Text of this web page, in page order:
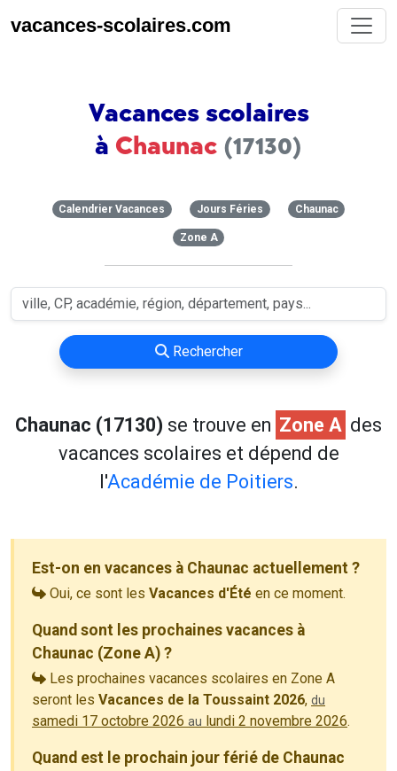
vacances-scolaires.com
Vacances scolaires
à Chaunac (17130)
Calendrier Vacances Jours Féries Chaunac
Zone A
Rechercher
Chaunac (17130) se trouve en Zone A des
vacances scolaires et dépend de
l'Académie de Poitiers.
Est-on en vacances à Chaunac actuellement ?
Oui, ce sont les Vacances d'Été en ce moment.
Quand sont les prochaines vacances à
Chaunac (Zone A) ?
Les prochaines vacances scolaires en Zone A
seront les Vacances de la Toussaint 2026, du
samedi 17 octobre 2026 au lundi 2 novembre 2026.
Quand est le prochain jour férié de Chaunac